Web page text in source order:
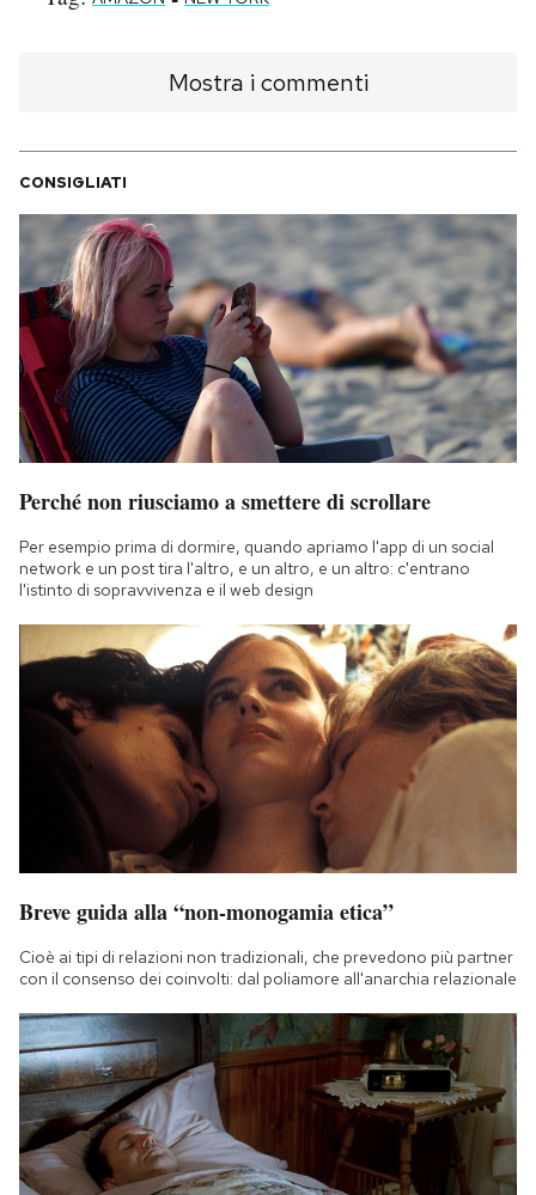
Mostra i commenti
CONSIGLIATI
Perché non riusciamo a smettere di scrollare
Per esempio prima di dormire, quando apriamo l'app di un social
network e un post tira l'altro, e un altro, e un altro: c'entrano
l'istinto di sopravvivenza e il web design
Breve guida alla “non-monogamia etica”
Cioè ai tipi di relazioni non tradizionali, che prevedono più partner
con il consenso dei coinvolti: dal poliamore all'anarchia relazionale